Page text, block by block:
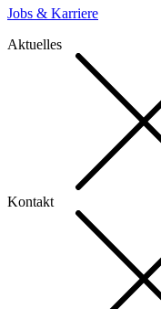
Jobs & Karriere
Aktuelles
Kontakt